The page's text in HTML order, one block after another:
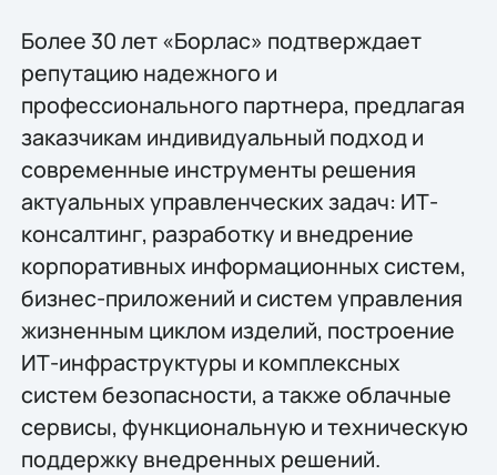
Более 30 лет «Борлас» подтверждает
репутацию надежного и
профессионального партнера, предлагая
заказчикам индивидуальный подход и
современные инструменты решения
актуальных управленческих задач: ИТ-
консалтинг, разработку и внедрение
корпоративных информационных систем,
бизнес-приложений и систем управления
жизненным циклом изделий, построение
ИТ-инфраструктуры и комплексных
систем безопасности, а также облачные
сервисы, функциональную и техническую
поддержку внедренных решений.